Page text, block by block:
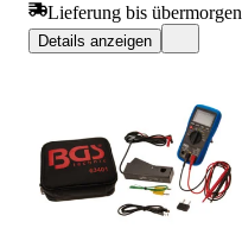
Lieferung bis übermorgen
Details anzeigen